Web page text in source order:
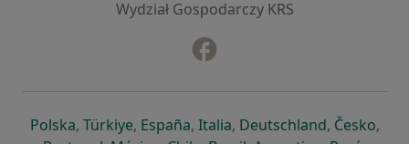
Wydział Gospodarczy KRS
Polskaotwiera się w nowej karcie
, Türkiyeotwiera się w nowej karcie
, Españaotwiera się w nowej karcie
, Italiaotwiera się w nowej
, Deutschlandotwiera się
, Česko,